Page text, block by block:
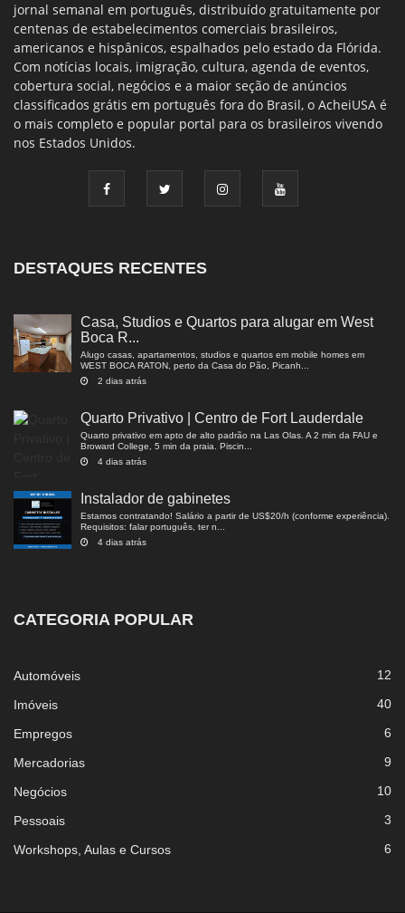
jornal semanal em português, distribuído gratuitamente por
centenas de estabelecimentos comerciais brasileiros,
americanos e hispânicos, espalhados pelo estado da Flórida.
Com notícias locais, imigração, cultura, agenda de eventos,
cobertura social, negócios e a maior seção de anúncios
classificados grátis em português fora do Brasil, o AcheiUSA é
o mais completo e popular portal para os brasileiros vivendo
nos Estados Unidos.
DESTAQUES RECENTES
Casa, Studios e Quartos para alugar em West
Boca R...
Alugo casas, apartamentos, studios e quartos em mobile homes em
WEST BOCA RATON, perto da Casa do Pão, Picanh...
2 dias atrás
Quarto Privativo | Centro de Fort Lauderdale
Quarto privativo em apto de alto padrão na Las Olas. A 2 min da FAU e
Broward College, 5 min da praia. Piscin...
4 dias atrás
Instalador de gabinetes
Estamos contratando! Salário a partir de US$20/h (conforme experiência).
Requisitos: falar português, ter n...
4 dias atrás
CATEGORIA POPULAR
Automóveis 12
Imóveis 40
Empregos 6
Mercadorias 9
Negócios 10
Pessoais 3
Workshops, Aulas e Cursos 6